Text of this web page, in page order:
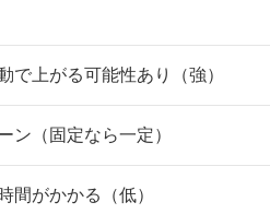
で上がる可能性あり（強）
ン（固定なら一定）
間がかかる（低）